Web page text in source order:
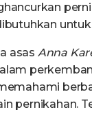
asas Anna
pernikahan.